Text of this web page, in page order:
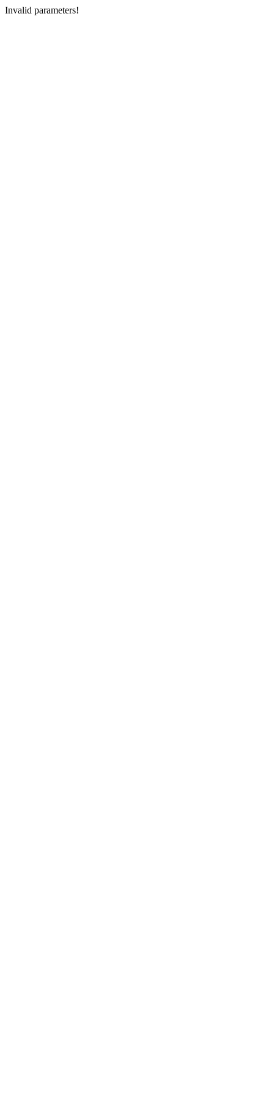
Invalid parameters!